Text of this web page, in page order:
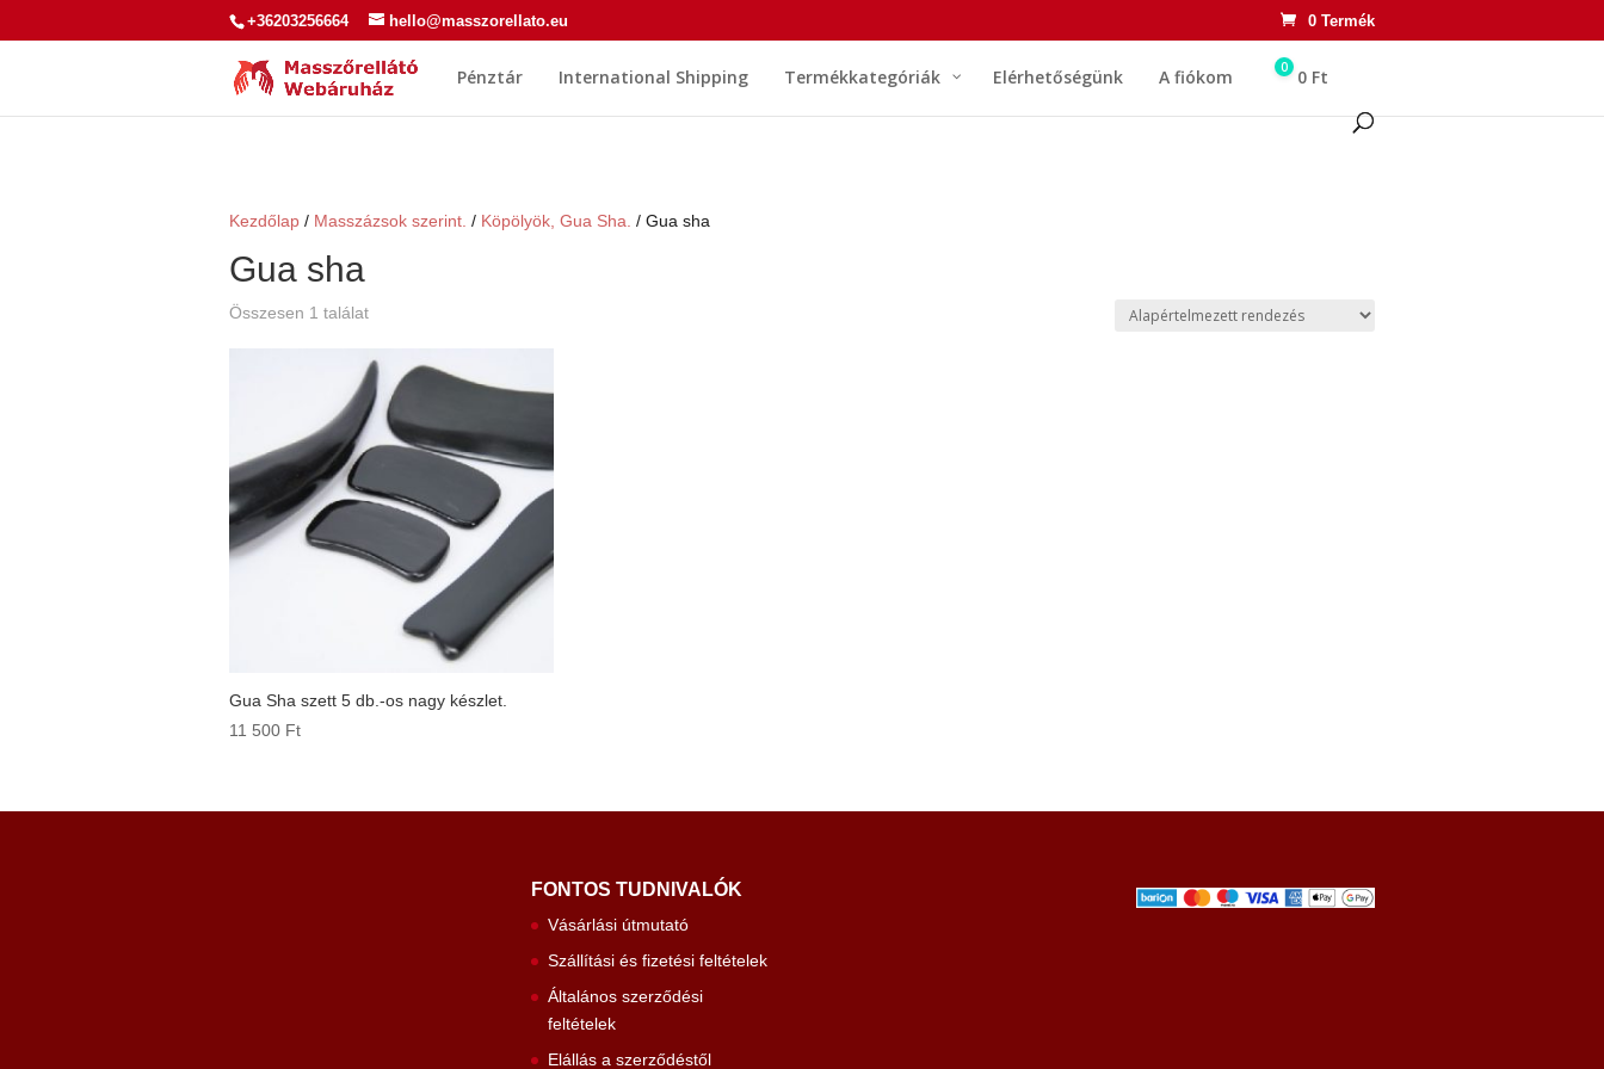
+36203256664 hello@masszorellato.eu 0 Termék
Pénztár International Shipping Termékkategóriák Elérhetőségünk A fiókom 0 0 Ft
Kezdőlap / Masszázsok szerint. / Köpölyök, Gua Sha. / Gua sha
Gua sha
Összesen 1 találat
Gua Sha szett 5 db.-os nagy készlet.
11 500 Ft
FONTOS TUDNIVALÓK
Vásárlási útmutató
Szállítási és fizetési feltételek
Általános szerződési
feltételek
Elállás a szerződéstől